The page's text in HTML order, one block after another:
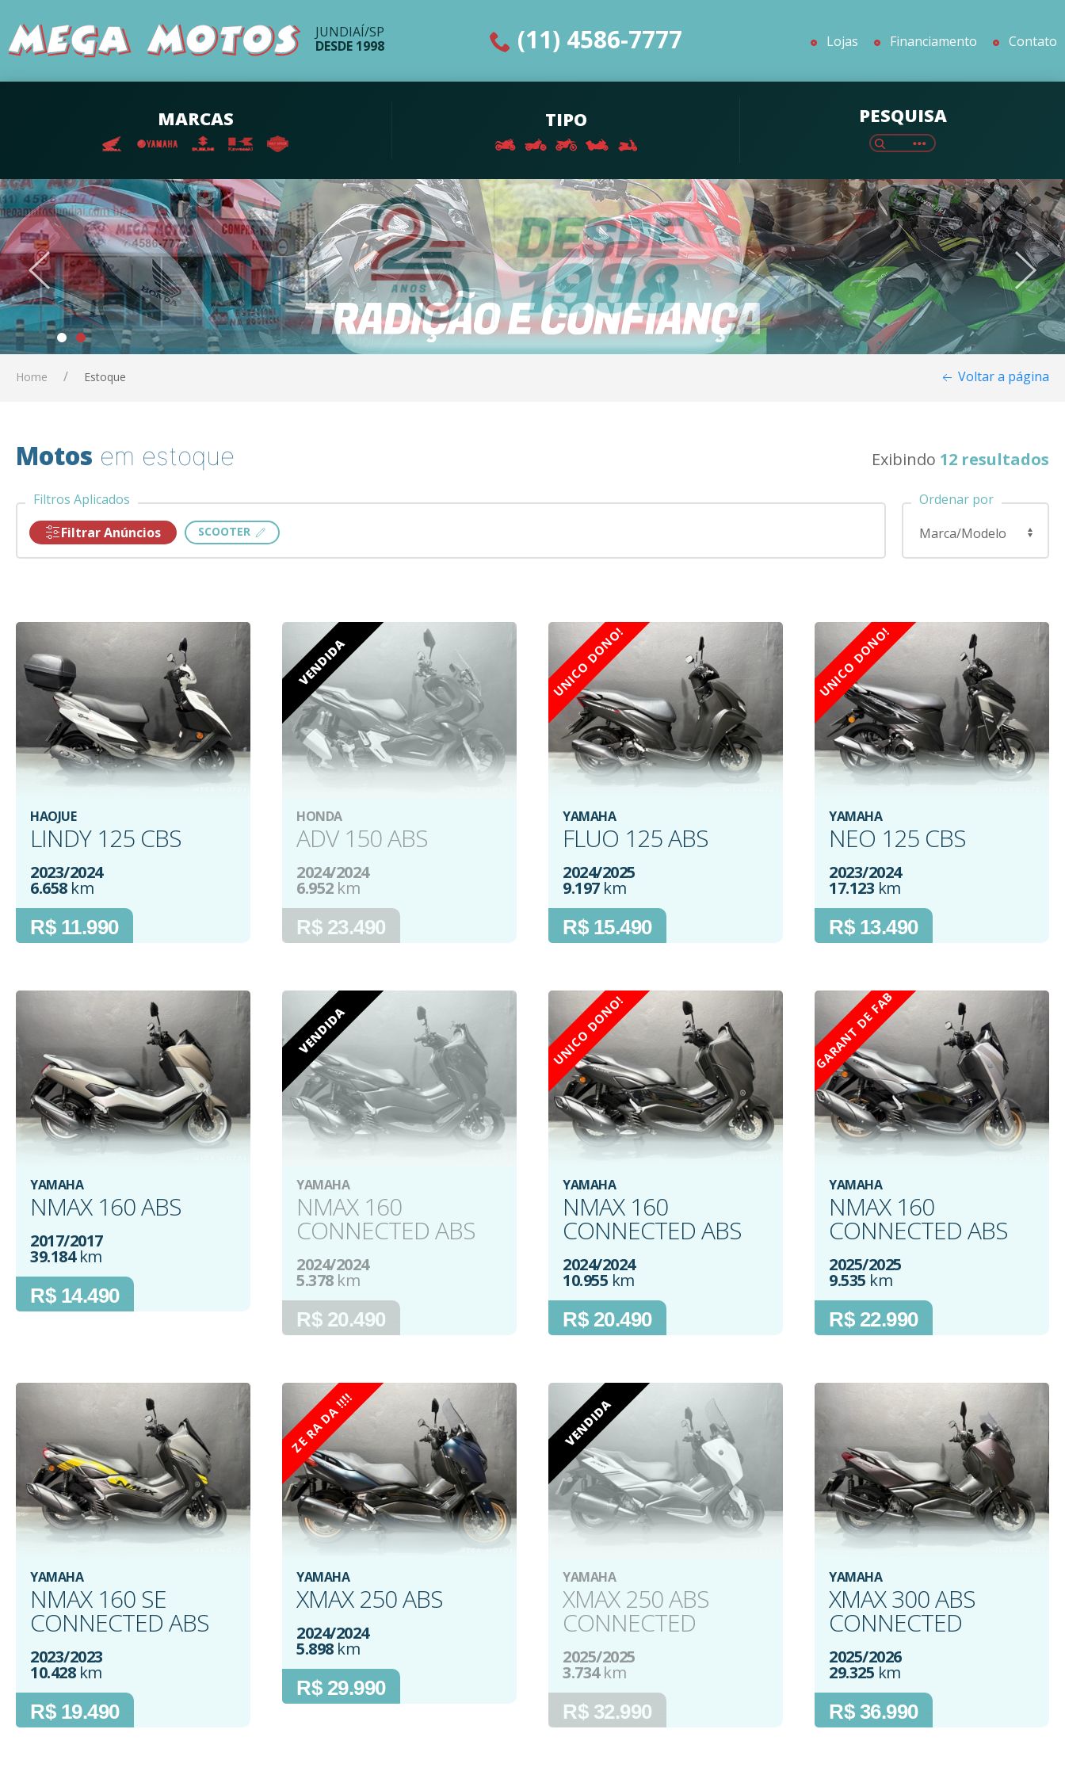
JUNDIAÍ/SP
DESDE 1998
(11) 4586-7777 Lojas Financiamento Contato
MARCAS TIPO PESQUISA
Home Estoque Voltar a página
Motos em estoque Exibindo 12 resultados
Filtros Aplicados
Filtrar Anúncios
SCOOTER
Ordenar por
HAOJUE
LINDY 125 CBS
2023/2024
6.658km
R$ 11.990
HONDA
ADV 150 ABS
2024/2024
6.952km
R$ 23.490
VENDIDA UNICO DONO!
YAMAHA
FLUO 125 ABS
2024/2025
9.197km
R$ 15.490
UNICO DONO!
YAMAHA
NEO 125 CBS
2023/2024
17.123 km
R$ 13.490
YAMAHA
NMAX 160 ABS
2017/2017
39.184km
R$ 14.490
YAMAHA
NMAX 160
CONNECTED ABS
2024/2024
5.378km
R$ 20.490
VENDIDA UNICO DONO!
YAMAHA
NMAX 160
CONNECTED ABS
2024/2024
10.955 km
R$ 20.490
GARANT DE FAB
YAMAHA
NMAX 160
CONNECTED ABS
2025/2025
9.535 km
R$ 22.990
YAMAHA
NMAX 160 SE
CONNECTED ABS
2023/2023
10.428km
R$ 19.490
ZE RA DA !!!!
YAMAHA
XMAX 250 ABS
2024/2024
5.898km
R$ 29.990
YAMAHA
XMAX 250 ABS
CONNECTED
2025/2025
3.734km
R$ 32.990
VENDIDA
YAMAHA
XMAX 300 ABS
CONNECTED
2025/2026
29.325 km
R$ 36.990